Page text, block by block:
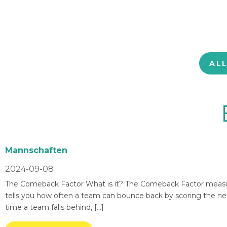
Mannschaften
2024-09-08
The Comeback Factor What is it? The Comeback Factor
tells you how often a team can bounce back by scoring the
time a team falls behind, […]